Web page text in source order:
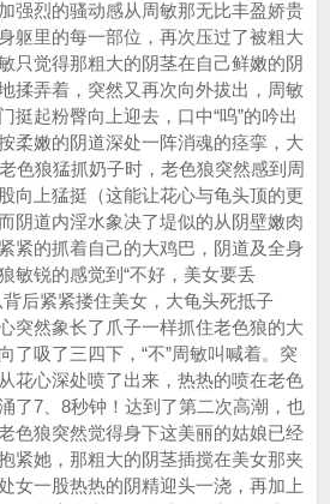
强烈的骚动感从周敏那无比丰盈娇贵
躯里的每一部位，再次压过了被粗大
只觉得那粗大的阴茎在自己鲜嫩的阴
揉弄着，突然又再次向外拔出，周敏
挺起粉臀向上迎去，口中“呜”的吟出
柔嫩的阴道深处一阵消魂的痉挛，大
色狼猛抓奶子时，老色狼突然感到周
向上猛挺（这能让花心与龟头顶的更
阴道内淫水象决了堤似的从阴壁嫩肉
紧的抓着自己的大鸡巴，阴道及全身
敏锐的感觉到“不好，美女要丢
后紧紧搂住美女，大龟头死抵子
突然象长了爪子一样抓住老色狼的大
了吸了三四下，“不”周敏叫喊着。突
花心深处喷了出来，热热的喷在老色
了7、8秒钟！达到了第二次高潮，也
色狼突然觉得身下这美丽的姑娘已经
紧她，那粗大的阴茎插搅在美女那夹
女一股热热的阴精迎头一浇，再加上